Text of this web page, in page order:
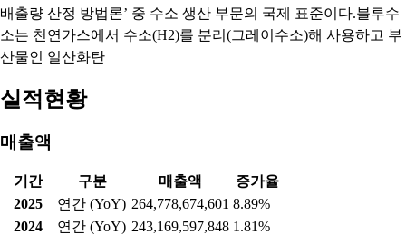
배출량 산정 방법론’ 중 수소 생산 부문의 국제 표준이다.블루수
소는 천연가스에서 수소(H2)를 분리(그레이수소)해 사용하고 부
산물인 일산화탄
실적현황
매출액
기간 구분 매출액
증가율
2025
연간 (YoY) 264,778,674,601 8.89%
2024
연간 (YoY) 243,169,597,848 1.81%